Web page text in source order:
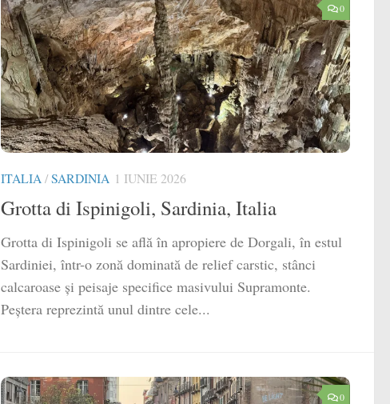
0
ITALIA /SARDINIA 1 IUNIE 2026
Grotta di Ispinigoli, Sardinia, Italia
Grotta di Ispinigoli se află în apropiere de Dorgali, în estul
Sardiniei, într-o zonă dominată de relief carstic, stânci
calcaroase și peisaje specifice masivului Supramonte.
Peștera reprezintă unul dintre cele...
0